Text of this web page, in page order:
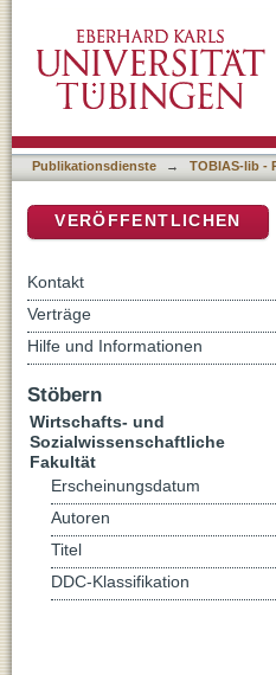
Auction
Publikationsdienste → TOBIAS-lib -
VERÖFFENTLICHEN
Kontakt
Verträge
Hilfe und Informationen
Stöbern
Wirtschafts- und
Sozialwissenschaftliche
Fakultät
Erscheinungsdatum
Autoren
Titel
DDC-Klassifikation